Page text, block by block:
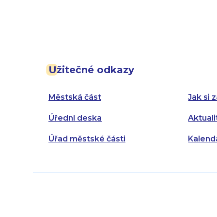
Užitečné odkazy
Městská část
Úřední deska
Úřad městské části
Jak si